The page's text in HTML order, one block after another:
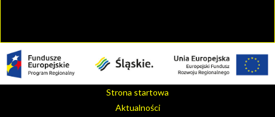
Strona startowa
Aktualności